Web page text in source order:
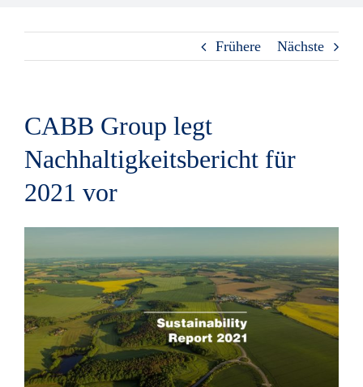
Frühere Nächste
CABB Group legt
Nachhaltigkeitsbericht für
2021 vor
Larger
Image